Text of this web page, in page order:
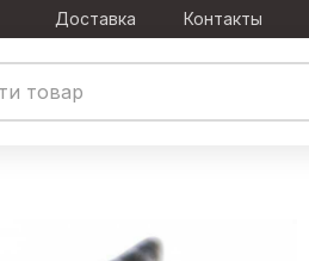
Доставка Контакты